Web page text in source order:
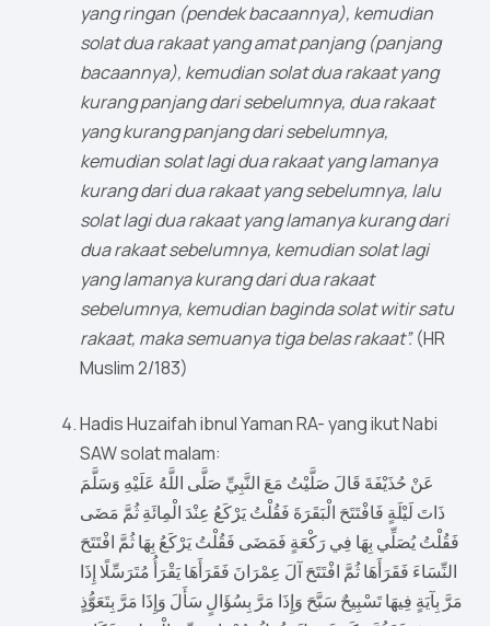
yang ringan (pendek bacaannya), kemudian
solat dua rakaat yang amat panjang (panjang
bacaannya), kemudian solat dua rakaat yang
kurang panjang dari sebelumnya, dua rakaat
yang kurang panjang dari sebelumnya,
kemudian solat lagi dua rakaat yang lamanya
kurang dari dua rakaat yang sebelumnya, lalu
solat lagi dua rakaat yang lamanya kurang dari
dua rakaat sebelumnya, kemudian solat lagi
yang lamanya kurang dari dua rakaat
sebelumnya, kemudian baginda solat witir satu
rakaat, maka semuanya tiga belas rakaat”.(HR
Muslim 2/183)
Hadis Huzaifah ibnul Yaman RA- yang ikut Nabi
SAW solat malam:
عَنْ حُذَيْفَةَ قَالَ صَلَّيْتُ مَعَ النَّبِيِّ صَلَّى اللَّهُ عَلَيْهِ وَسَلَّمَ
ذَاتَ لَيْلَةٍ فَافْتَتَحَ الْبَقَرَةَ فَقُلْتُ يَرْكَعُ عِنْدَ الْمِائَةِ ثُمَّ مَضَى
فَقُلْتُ يُصَلِّي بِهَا فِي رَكْعَةٍ فَمَضَى فَقُلْتُ يَرْكَعُ بِهَا ثُمَّ افْتَتَحَ
النِّسَاءَ فَقَرَأَهَا ثُمَّ افْتَتَحَ آلَ عِمْرَانَ فَقَرَأَهَا يَقْرَأُ مُتَرَسِّلًا إِذَا
مَرَّ بِآيَةٍ فِيهَا تَسْبِيحٌ سَبَّحَ وَإِذَا مَرَّ بِسُؤَالٍ سَأَلَ وَإِذَا مَرَّ بِتَعَوُّذٍ